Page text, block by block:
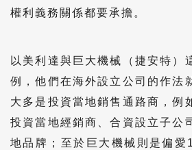
權利義務關係都要承擔。
以美利達與巨大機械（捷安特）
例，他們在海外設立公司的作法
大多是投資當地銷售通路商，例
投資當地經銷商、合資設立子公
地品牌；至於巨大機械則是偏愛